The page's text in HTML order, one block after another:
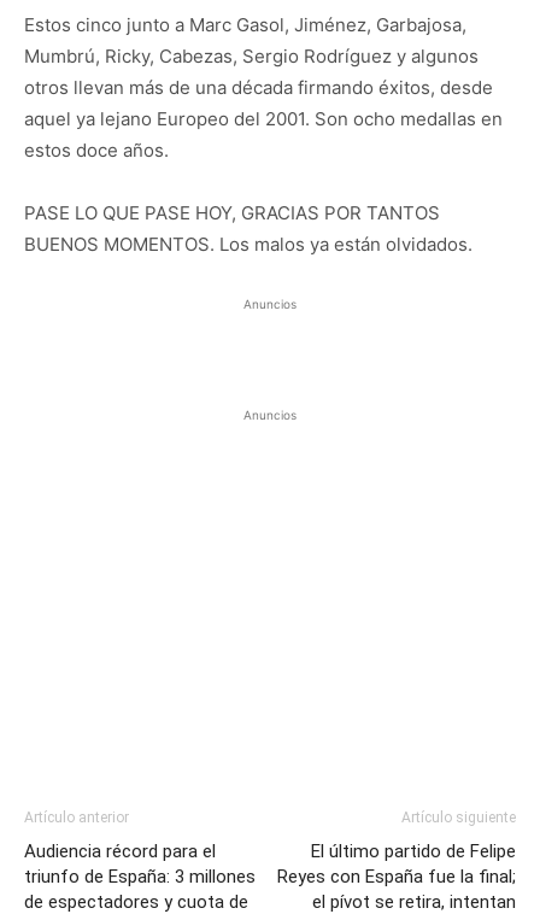
Estos cinco junto a Marc Gasol, Jiménez, Garbajosa,
Mumbrú, Ricky, Cabezas, Sergio Rodríguez y algunos
otros llevan más de una década firmando éxitos, desde
aquel ya lejano Europeo del 2001. Son ocho medallas en
estos doce años.
PASE LO QUE PASE HOY, GRACIAS POR TANTOS
BUENOS MOMENTOS. Los malos ya están olvidados.
Anuncios
Anuncios
Artículo anterior
Audiencia récord para el
triunfo de España: 3 millones
de espectadores y cuota de
Artículo siguiente
El último partido de Felipe
Reyes con España fue la final;
el pívot se retira, intentan